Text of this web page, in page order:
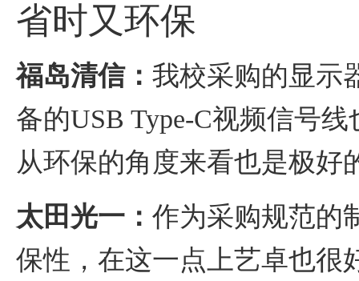
省时又环保
福岛清信： 我校采购的显示
备的USB Type-C视频信号
从环保的角度来看也是极好
太田光一： 作为采购规范的
保性，在这一点上艺卓也很